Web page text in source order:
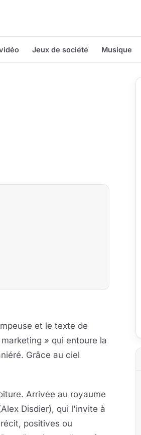
Jeux de société Musique
et le texte de
» qui entoure la
Grâce au ciel
Arrivée au royaume
Disdier), qui l'invite à
positives ou